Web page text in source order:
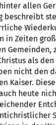
allen
beschreibt
in Zeiten
Gemeinden,
als
nicht den
Kaiser.
heute